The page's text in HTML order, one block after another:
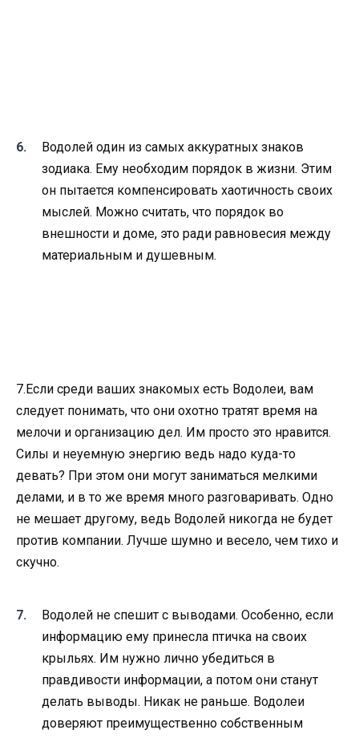
Водолей один из самых аккуратных знаков
зодиака. Ему необходим порядок в жизни. Этим
он пытается компенсировать хаотичность своих
мыслей. Можно считать, что порядок во
внешности и доме, это ради равновесия между
материальным и душевным.
7.Если среди ваших знакомых есть Водолеи, вам
следует понимать, что они охотно тратят время на
мелочи и организацию дел. Им просто это нравится.
Силы и неуемную энергию ведь надо куда-то
девать? При этом они могут заниматься мелкими
делами, и в то же время много разговаривать. Одно
не мешает другому, ведь Водолей никогда не будет
против компании. Лучше шумно и весело, чем тихо и
скучно.
Водолей не спешит с выводами. Особенно, если
информацию ему принесла птичка на своих
крыльях. Им нужно лично убедиться в
правдивости информации, а потом они станут
делать выводы. Никак не раньше. Водолеи
доверяют преимущественно собственным